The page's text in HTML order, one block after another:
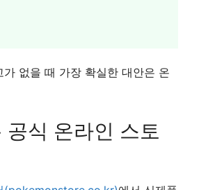
가 없을 때 가장 확실한 대안은 온
식 온라인 스토